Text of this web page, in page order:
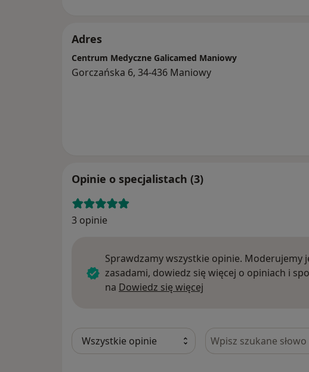
Adres
Centrum Medyczne Galicamed Maniowy
Gorczańska 6, 34-436 Maniowy
Opinie o specjalistach (3)
3 opinie
Sprawdzamy wszystkie opinie. Moderujemy
zasadami, dowiedz się więcej o opiniach i
na Dowiedz się więcej
Szukaj w opiniach